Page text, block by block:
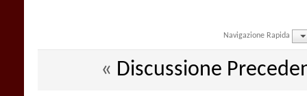
Navigazione Rapida
« Discussione